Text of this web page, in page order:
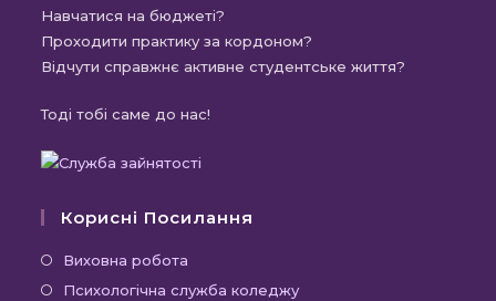
Навчатися на бюджеті?
Проходити практику за кордоном?
Відчути справжнє активне студентське життя?
Тоді тобі саме до нас!
Корисні Посилання
Виховна робота
в
Психологічна служба коледжуВідкриється